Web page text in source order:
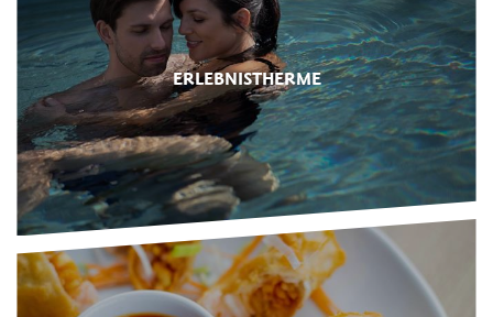
ERLEBNISTHERME